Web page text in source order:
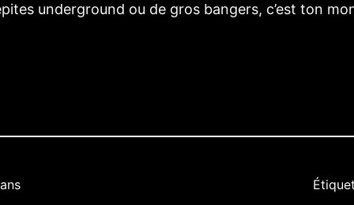
underground ou de gros bangers, c’est ton